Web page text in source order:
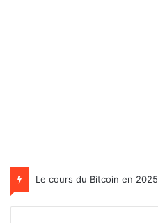
Le cours du Bitcoin en 2025